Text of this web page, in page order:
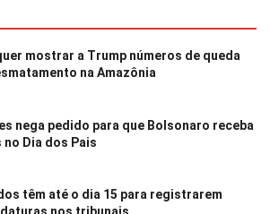
mostrar a Trump números de queda
na Amazônia
nega pedido para que Bolsonaro receba
Dia dos Pais
têm até o dia 15 para registrarem
nos tribunais